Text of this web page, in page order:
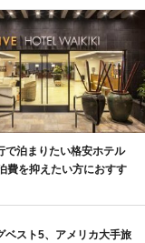
で泊まりたい格安ホテル
費を抑えたい方におすす
ベスト5、アメリカ大手旅